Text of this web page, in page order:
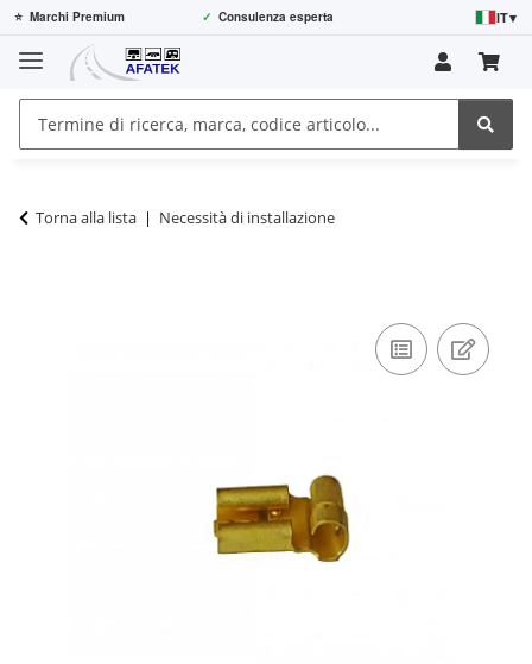
⭐ Marchi Premium ✓ Consulenza esperta IT▾
Torna alla lista Necessità di installazione